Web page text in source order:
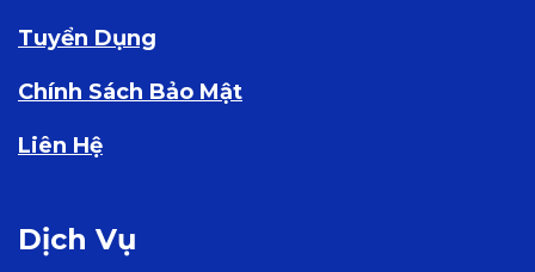
Tuyển Dụng
Chính Sách Bảo Mật
Liên Hệ
Dịch Vụ